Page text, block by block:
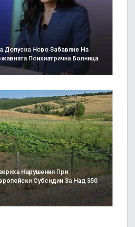
Допусна Ново Забавяне На
Психиатрична Болница
Нарушения При
Субсидии За Над 350